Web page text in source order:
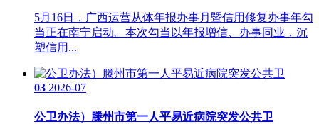
5月16日，广西运营从体年报办事月暨信用修复办事年勾
当正在南宁启动。本次勾当以年报增信、办事同业，沉
塑信用...
03 2026-07
公卫办法）滕州市第一人平易近病院突发公共卫